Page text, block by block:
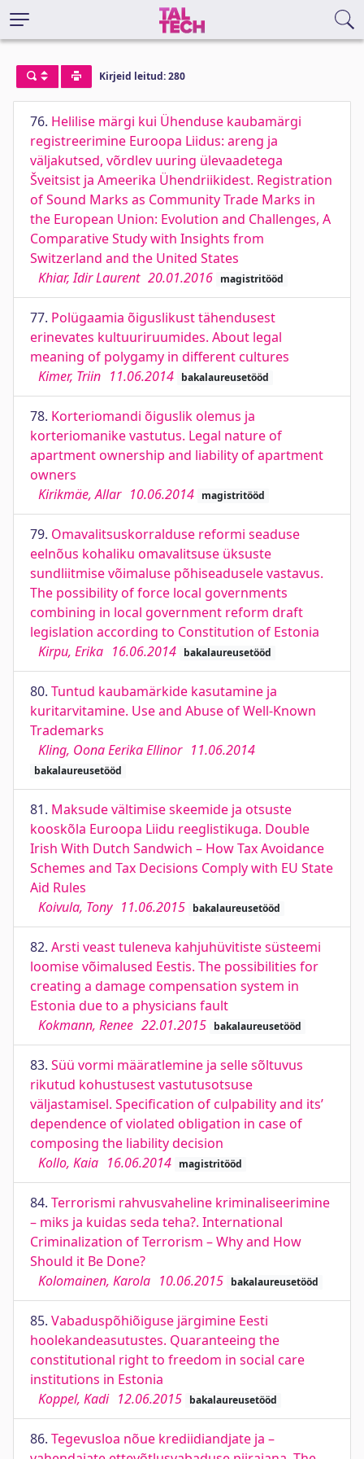
Kirjeid leitud: 280
76. Helilise märgi kui Ühenduse kaubamärgi
registreerimine Euroopa Liidus: areng ja
väljakutsed, võrdlev uuring ülevaadetega
Šveitsist ja Ameerika Ühendriikidest. Registration
of Sound Marks as Community Trade Marks in
the European Union: Evolution and Challenges, A
Comparative Study with Insights from
Switzerland and the United States
Khiar, Idir Laurent 20.01.2016 magistritööd
77. Polügaamia õiguslikust tähendusest
erinevates kultuuriruumides. About legal
meaning of polygamy in different cultures
Kimer, Triin 11.06.2014 bakalaureusetööd
78. Korteriomandi õiguslik olemus ja
korteriomanike vastutus. Legal nature of
apartment ownership and liability of apartment
owners
Kirikmäe, Allar 10.06.2014 magistritööd
79. Omavalitsuskorralduse reformi seaduse
eelnõus kohaliku omavalitsuse üksuste
sundliitmise võimaluse põhiseadusele vastavus.
The possibility of force local governments
combining in local government reform draft
legislation according to Constitution of Estonia
Kirpu, Erika 16.06.2014 bakalaureusetööd
80. Tuntud kaubamärkide kasutamine ja
kuritarvitamine. Use and Abuse of Well-Known
Trademarks
Kling, Oona Eerika Ellinor 11.06.2014
bakalaureusetööd
81. Maksude vältimise skeemide ja otsuste
kooskõla Euroopa Liidu reeglistikuga. Double
Irish With Dutch Sandwich – How Tax Avoidance
Schemes and Tax Decisions Comply with EU State
Aid Rules
Koivula, Tony 11.06.2015 bakalaureusetööd
82. Arsti veast tuleneva kahjuhüvitiste süsteemi
loomise võimalused Eestis. The possibilities for
creating a damage compensation system in
Estonia due to a physicians fault
Kokmann, Renee 22.01.2015 bakalaureusetööd
83. Süü vormi määratlemine ja selle sõltuvus
rikutud kohustusest vastutusotsuse
väljastamisel. Specification of culpability and its’
dependence of violated obligation in case of
composing the liability decision
Kollo, Kaia 16.06.2014 magistritööd
84. Terrorismi rahvusvaheline kriminaliseerimine
– miks ja kuidas seda teha?. International
Criminalization of Terrorism – Why and How
Should it Be Done?
Kolomainen, Karola 10.06.2015 bakalaureusetööd
85. Vabaduspõhiõiguse järgimine Eesti
hoolekandeasutustes. Quaranteeing the
constitutional right to freedom in social care
institutions in Estonia
Koppel, Kadi 12.06.2015 bakalaureusetööd
86. Tegevusloa nõue krediidiandjate ja –